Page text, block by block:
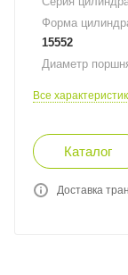
Форма
15552
Диаметр
Все
Каталог
Доставка